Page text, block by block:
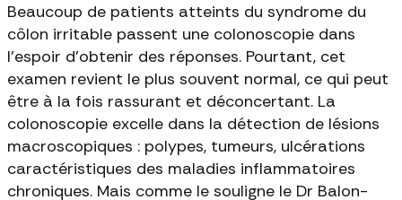
Beaucoup de patients atteints du syndrome du
côlon irritable passent une colonoscopie dans
l'espoir d'obtenir des réponses. Pourtant, cet
examen revient le plus souvent normal, ce qui peut
être à la fois rassurant et déconcertant. La
colonoscopie excelle dans la détection de lésions
macroscopiques : polypes, tumeurs, ulcérations
caractéristiques des maladies inflammatoires
chroniques. Mais comme le souligne le Dr Balon-